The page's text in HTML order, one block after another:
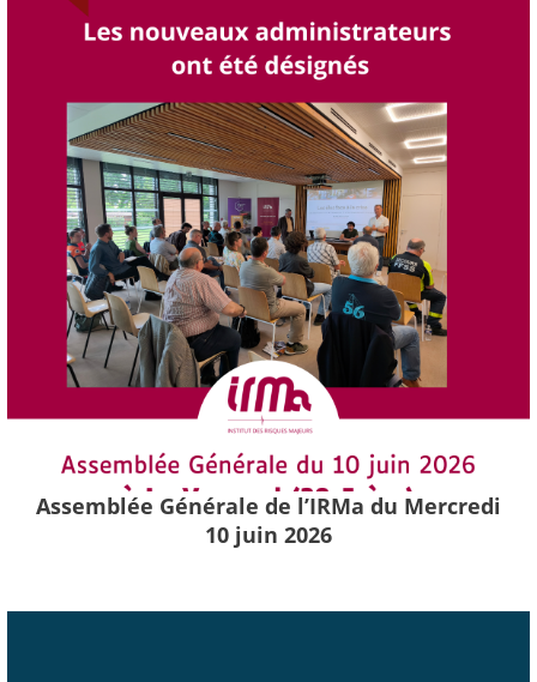
Assemblée Générale de l’IRMa du Mercredi
10 juin 2026